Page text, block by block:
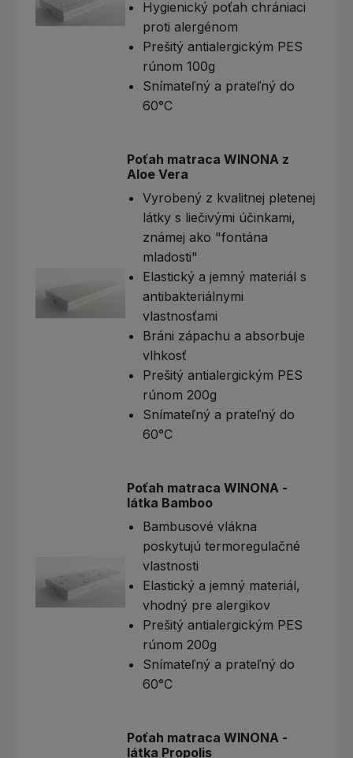
Hygienický poťah chrániaci
proti alergénom
Prešitý antialergickým PES
rúnom 100g
Snímateľný a prateľný do
60°C
Poťah matraca WINONA z
Aloe Vera
Vyrobený z kvalitnej pletenej
látky s liečivými účinkami,
známej ako "fontána
mladosti"
Elastický a jemný materiál s
antibakteriálnymi
vlastnosťami
Bráni zápachu a absorbuje
vlhkosť
Prešitý antialergickým PES
rúnom 200g
Snímateľný a prateľný do
60°C
Poťah matraca WINONA -
látka Bamboo
Bambusové vlákna
poskytujú termoregulačné
vlastnosti
Elastický a jemný materiál,
vhodný pre alergikov
Prešitý antialergickým PES
rúnom 200g
Snímateľný a prateľný do
60°C
Poťah matraca WINONA -
látka Propolis